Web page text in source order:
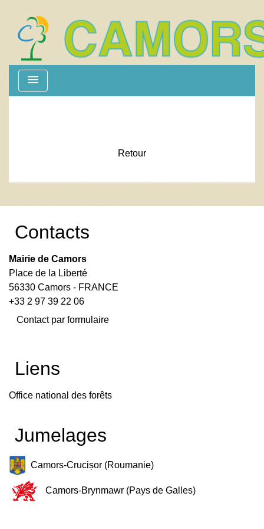
menu
Retour
Contacts
Mairie de Camors
Place de la Liberté
56330 Camors - FRANCE
+33 2 97 39 22 06
Contact par formulaire
Liens
Office national des forêts
Jumelages
Camors-Crucișor (Roumanie)
Camors-Brynmawr (Pays de Galles)